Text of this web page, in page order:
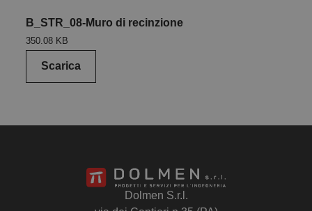
B_STR_08-Muro di recinzione
350.08 KB
Scarica
Dolmen S.r.l.